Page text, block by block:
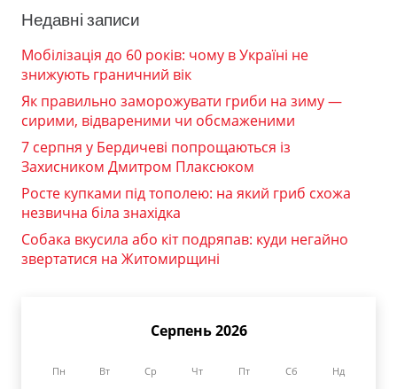
Недавні записи
Мобілізація до 60 років: чому в Україні не
знижують граничний вік
Як правильно заморожувати гриби на зиму —
сирими, відвареними чи обсмаженими
7 серпня у Бердичеві попрощаються із
Захисником Дмитром Плаксюком
Росте купками під тополею: на який гриб схожа
незвична біла знахідка
Собака вкусила або кіт подряпав: куди негайно
звертатися на Житомирщині
Серпень 2026
Пн Вт Ср Чт Пт Сб Нд